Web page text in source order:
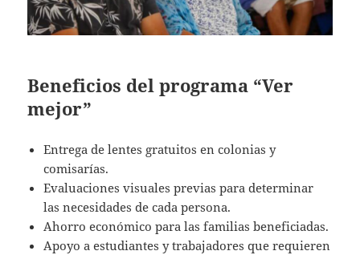
Beneficios del programa “Ver
mejor”
Entrega de lentes gratuitos en colonias y
comisarías.
Evaluaciones visuales previas para determinar
las necesidades de cada persona.
Ahorro económico para las familias beneficiadas.
Apoyo a estudiantes y trabajadores que requieren